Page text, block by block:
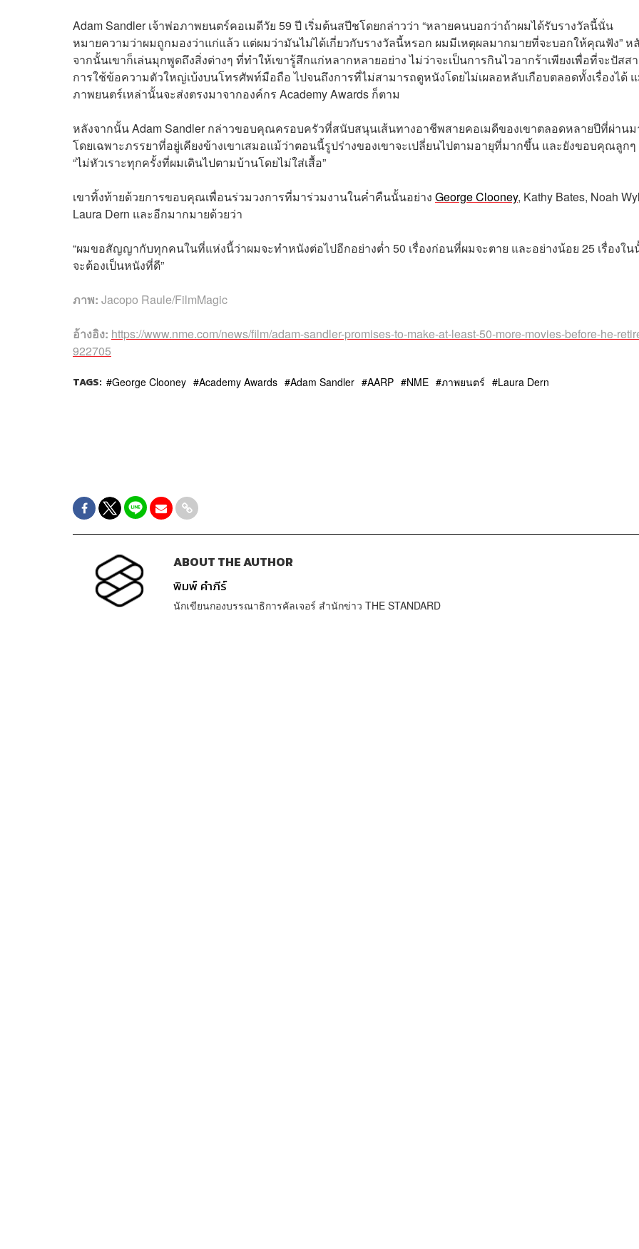
Adam Sandler เจ้าพ่อภาพยนตร์คอเมดีวัย 59 ปี เริ่มต้นสปีชโดยกล่าวว่า “หลายคนบอกว่าถ้าผมได้รับรางวัลนี้นั่น
หมายความว่าผมถูกมองว่าแก่แล้ว แต่ผมว่ามันไม่ได้เกี่ยวกับรางวัลนี้หรอก ผมมีเหตุผลมากมายที่จะบอกให้คุณฟัง” ห
จากนั้นเขาก็เล่นมุกพูดถึงสิ่งต่างๆ ที่ทำให้เขารู้สึกแก่หลากหลายอย่าง ไม่ว่าจะเป็นการกินไวอากร้าเพียงเพื่อที่จะปัสส
การใช้ข้อความตัวใหญ่เบ้งบนโทรศัพท์มือถือ ไปจนถึงการที่ไม่สามารถดูหนังโดยไม่เผลอหลับเกือบตลอดทั้งเรื่องได้
ภาพยนตร์เหล่านั้นจะส่งตรงมาจากองค์กร Academy Awards ก็ตาม
หลังจากนั้น Adam Sandler กล่าวขอบคุณครอบครัวที่สนับสนุนเส้นทางอาชีพสายคอเมดีของเขาตลอดหลายปีที่ผ่านม
โดยเฉพาะภรรยาที่อยู่เคียงข้างเขาเสมอแม้ว่าตอนนี้รูปร่างของเขาจะเปลี่ยนไปตามอายุที่มากขึ้น และยังขอบคุณลูกๆ
“ไม่หัวเราะทุกครั้งที่ผมเดินไปตามบ้านโดยไม่ใส่เสื้อ”
เขาทิ้งท้ายด้วยการขอบคุณเพื่อนร่วมวงการที่มาร่วมงานในค่ำคืนนั้นอย่าง George Clooney, Kathy Bates, Noah
Laura Dern และอีกมากมายด้วยว่า
“ผมขอสัญญากับทุกคนในที่แห่งนี้ว่าผมจะทำหนังต่อไปอีกอย่างต่ำ 50 เรื่องก่อนที่ผมจะตาย และอย่างน้อย 25 เรื่องใน
จะต้องเป็นหนังที่ดี”
ภาพ: Jacopo Raule/FilmMagic
อ้างอิง: https://www.nme.com/news/film/adam-sandler-promises-to-make-at-least-50-more-movies-before-he-
922705
TAGS: George Clooney Academy Awards Adam Sandler AARP NME ภาพยนตร์ Laura Dern
ABOUT THE AUTHOR
พิมพ์ คำภีร์
นักเขียนกองบรรณาธิการคัลเจอร์ สำนักข่าว THE STANDARD